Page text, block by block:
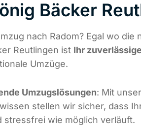
Bäcker
nach Radom? Egal wo die
Reutlingen ist Ihr
Umzüge.
Umzugslösungen: Mit
stellen wir sicher, dass
stressfrei wie möglich verläuft.